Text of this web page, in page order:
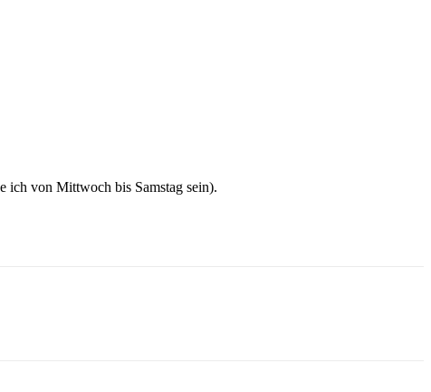
ich von Mittwoch bis Samstag sein).